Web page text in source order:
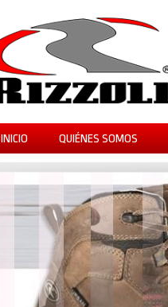
INICIO QUIÉNES SOMOS